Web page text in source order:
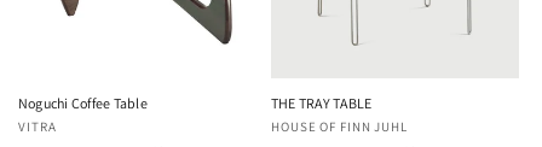
Noguchi Coffee Table
공
VITRA
THE TRAY TABLE
공
HOUSE OF FINN JUHL